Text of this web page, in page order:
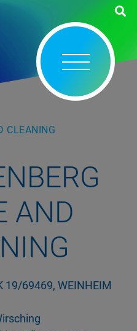
CLEANING
AND
19/69469, WEINHEIM